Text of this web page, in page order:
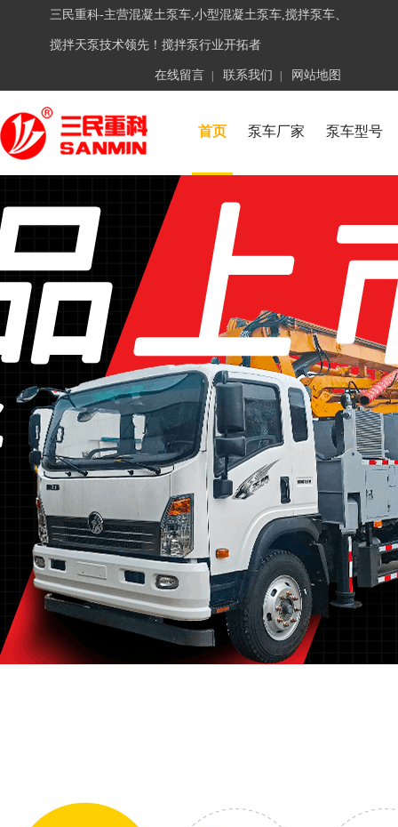
三民重科-主营混凝土泵车,小型混凝土泵车,搅拌泵车、
搅拌天泵技术领先！搅拌泵行业开拓者
在线留言 联系我们 网站地图
首页 泵车厂家 泵车型号